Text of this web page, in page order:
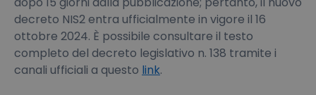
decreto NIS2 entra ufficialmente in vigore il 16
ottobre 2024. È possibile consultare il testo
completo del decreto legislativo n. 138 tramite i
canali ufficiali a questo link.